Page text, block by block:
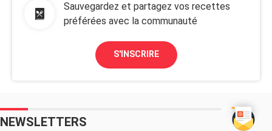
Sauvegardez et partagez vos recettes
préférées avec la communauté
S'INSCRIRE
NEWSLETTERS